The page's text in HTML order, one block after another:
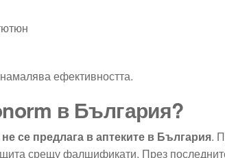
ефективността.
в България?
не се предлага в аптеките в България.
срещу фалшификати. През